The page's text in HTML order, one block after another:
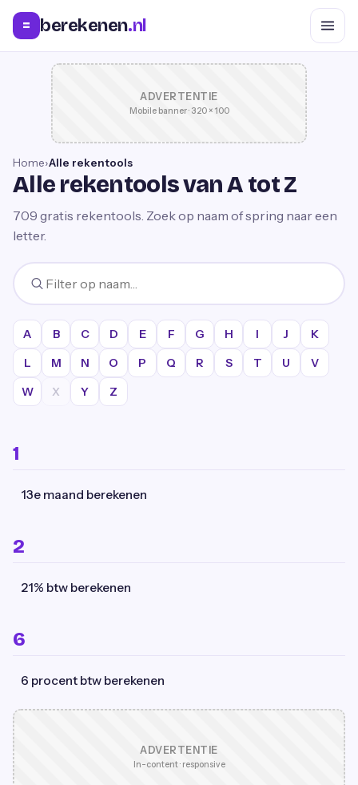
= berekenen.nl
ADVERTENTIE
Mobile banner · 320 × 100
Home›Alle rekentools
Alle rekentools van A tot Z
709 gratis rekentools. Zoek op naam of spring naar een
letter.
A B C D E F G H I J
K
L
M N O P Q R S T U
V
W
X Y Z
1
13e maand berekenen
2
21% btw berekenen
6
6 procent btw berekenen
ADVERTENTIE
In-content · responsive